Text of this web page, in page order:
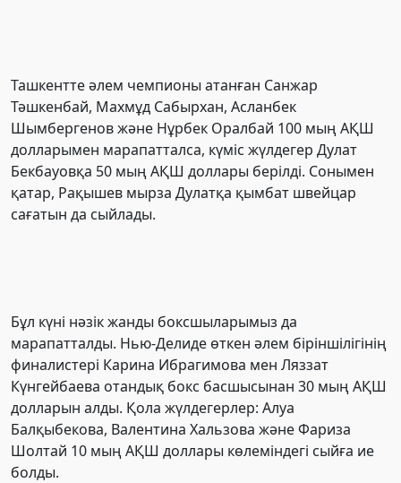
Ташкентте әлем чемпионы атанған Санжар
Тәшкенбай, Махмұд Сабырхан, Асланбек
Шымбергенов және Нұрбек Оралбай 100 мың АҚШ
долларымен марапатталса, күміс жүлдегер Дулат
Бекбауовқа 50 мың АҚШ доллары берілді. Сонымен
қатар, Рақышев мырза Дулатқа қымбат швейцар
сағатын да сыйлады.
Бұл күні нәзік жанды боксшыларымыз да
марапатталды. Нью-Делиде өткен әлем біріншілігінің
финалистері Карина Ибрагимова мен Ляззат
Күнгейбаева отандық бокс басшысынан 30 мың АҚШ
долларын алды. Қола жүлдегерлер: Алуа
Балқыбекова, Валентина Хальзова және Фариза
Шолтай 10 мың АҚШ доллары көлеміндегі сыйға ие
болды.